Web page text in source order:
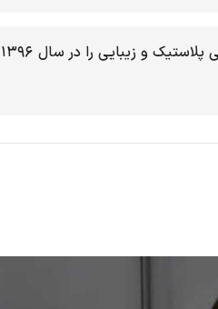
سوابق: دکتر کامبیز ایزد پناه مدرک فوق تخصصی جراحی پلاستیک و زیبایی را در سال ۱۳۹۶